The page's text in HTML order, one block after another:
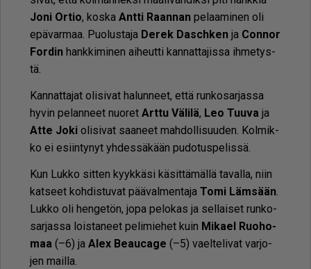
Joni Or­tio, kos­ka Ant­ti Raan­nanpe­laa­mi­nen oli
epä­var­maa. Puo­lus­ta­ja De­rek Dasch­kenja Con­nor
For­dinhank­ki­mi­nen ai­heut­ti kan­nat­ta­jis­sa ih­me­tys­
tä.
Kan­nat­ta­jat oli­si­vat ha­lun­neet, et­tä run­ko­sar­jas­sa
hy­vin pe­lan­neet nuo­ret Art­tu Vä­li­lä, Leo Tuu­va ja
At­te Jokioli­si­vat saa­neet mah­dol­li­suu­den. Kol­mik­
ko ei esiin­ty­nyt yh­des­sä­kään pu­do­tus­pe­lis­sä.
Kun Luk­ko sit­ten kyyk­kä­si kä­sit­tä­mäl­lä ta­val­la, niin
kat­seet koh­dis­tu­vat pää­val­men­ta­ja Tomi Läm­sään.
Luk­ko oli hen­ge­tön, jopa pe­lo­kas ja sel­lai­set run­ko­
sar­jas­sa lois­ta­neet pe­li­mie­het kuin Mi­ka­el Ruo­ho­
maa (–6) ja Alex Be­au­ca­ge (–5) va­el­te­li­vat var­jo­
jen mail­la.